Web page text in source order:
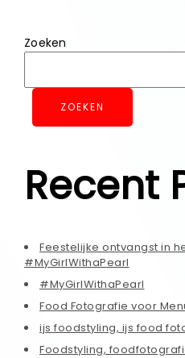
Zoeken
ZOEKEN
Recent
Feestelijke ontvangst in
#MyGirlWithaPearl
#MyGirlWithaPearl
Food Fotografie voor
ijs foodstyling, ijs food
Foodstyling,